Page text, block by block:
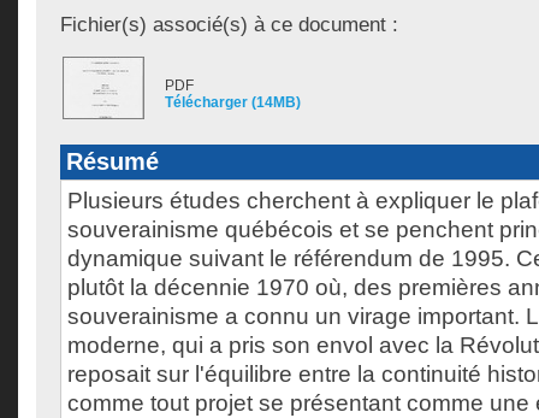
Fichier(s) associé(s) à ce document :
PDF
Télécharger (14MB)
Résumé
Plusieurs études cherchent à expliquer le
souverainisme québécois et se penchent
dynamique suivant le référendum de 1995.
plutôt la décennie 1970 où, des premières
souverainisme a connu un virage important.
moderne, qui a pris son envol avec la
reposait sur l'équilibre entre la continuité
comme tout projet se présentant comme une